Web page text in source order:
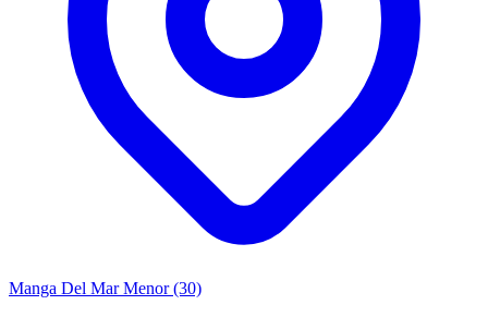
Manga Del Mar Menor (30)